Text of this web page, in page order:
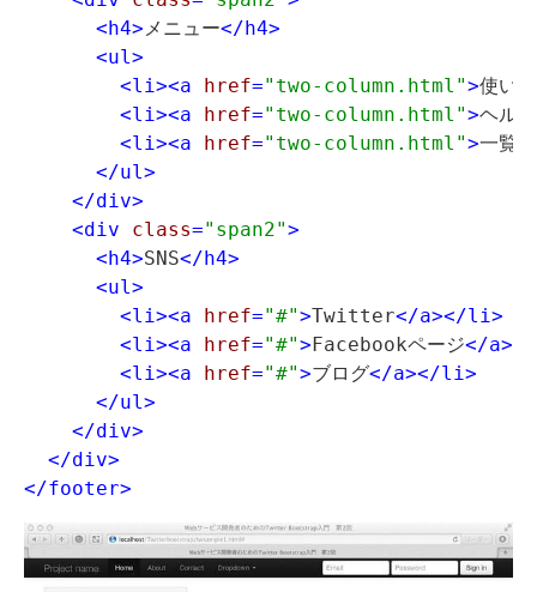
<h4>メニュー</h4>
<ul>
<li><a href="two-column.html">使い方
<li><a href="two-column.html">ヘルプ
<li><a href="two-column.html">一覧
</ul>
</div>
<div class="span2">
<h4>SNS</h4>
<ul>
<li><a href="#">Twitter</a></li>
<li><a href="#">Facebookページ</a>
<li><a href="#">ブログ</a></li>
</ul>
</div>
</div>
</footer>